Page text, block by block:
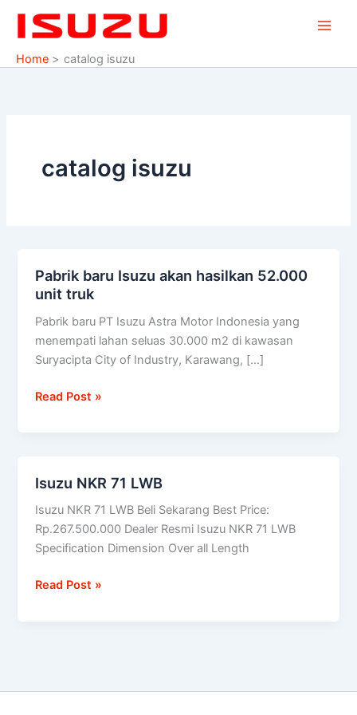
Home
catalog isuzu
catalog isuzu
Pabrik baru Isuzu akan hasilkan 52.000
unit truk
Pabrik baru PT Isuzu Astra Motor Indonesia yang
menempati lahan seluas 30.000 m2 di kawasan
Suryacipta City of Industry, Karawang, […]
Pabrik
baru
Isuzu
hasilkan
52.000
unit
Read Post »
Isuzu NKR 71 LWB
Isuzu NKR 71 LWB Beli Sekarang Best Price:
Rp.267.500.000 Dealer Resmi Isuzu NKR 71 LWB
Specification Dimension Over all Length
Isuzu
LWB
Read Post »